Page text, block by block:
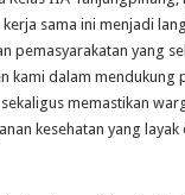
sama ini menjadi
pemasyarakatan yang
kami dalam mendukung
memastikan
kesehatan yang layak